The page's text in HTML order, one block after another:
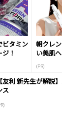
ビタミン
！
朝クレ
い美肌へ
(PR)
【友利 新先生が解説
ス